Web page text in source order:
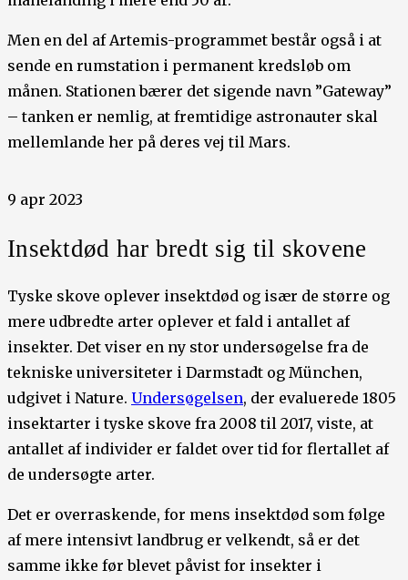
Men en del af Artemis-programmet består også i at
sende en rumstation i permanent kredsløb om
månen. Stationen bærer det sigende navn ”Gateway”
– tanken er nemlig, at fremtidige astronauter skal
mellemlande her på deres vej til Mars.
9 apr 2023
Insektdød har bredt sig til skovene
Tyske skove oplever insektdød og især de større og
mere udbredte arter oplever et fald i antallet af
insekter. Det viser en ny stor undersøgelse fra de
tekniske universiteter i Darmstadt og München,
udgivet i Nature. Undersøgelsen, der evaluerede 1805
insektarter i tyske skove fra 2008 til 2017, viste, at
antallet af individer er faldet over tid for flertallet af
de undersøgte arter.
Det er overraskende, for mens insektdød som følge
af mere intensivt landbrug er velkendt, så er det
samme ikke før blevet påvist for insekter i